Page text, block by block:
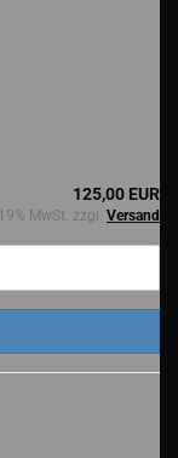
125,00 EUR
MwSt. zzgl. Versand